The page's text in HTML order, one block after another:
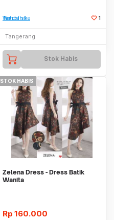
Tambah ke Watchlist 1
Tangerang
Stok Habis
STOK HABIS
Zelena Dress - Dress Batik
Wanita
Rp 160.000